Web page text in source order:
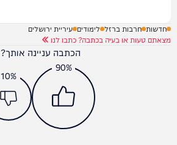
חדשות חרבות ברזל לימודים עיריית ירושלים
מצאתם טעות או בעיה בכתבה? כתבו לנו
הכתבה עניינה אותך?
90%
10%